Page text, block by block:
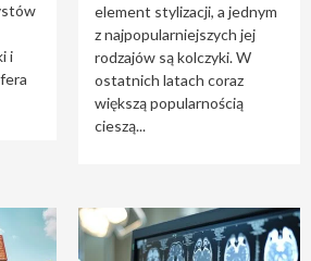
i
element stylizacji, a jednym
z najpopularniejszych jej
rodzajów są kolczyki. W
ostatnich latach coraz
większą popularnością
cieszą...